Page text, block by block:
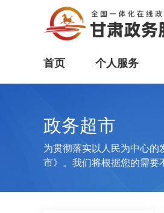
首页 个人服务
政务超市
为贯彻落实以人民为中心
市》。我们将根据您的需